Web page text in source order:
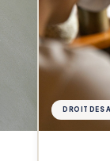
DROIT DES